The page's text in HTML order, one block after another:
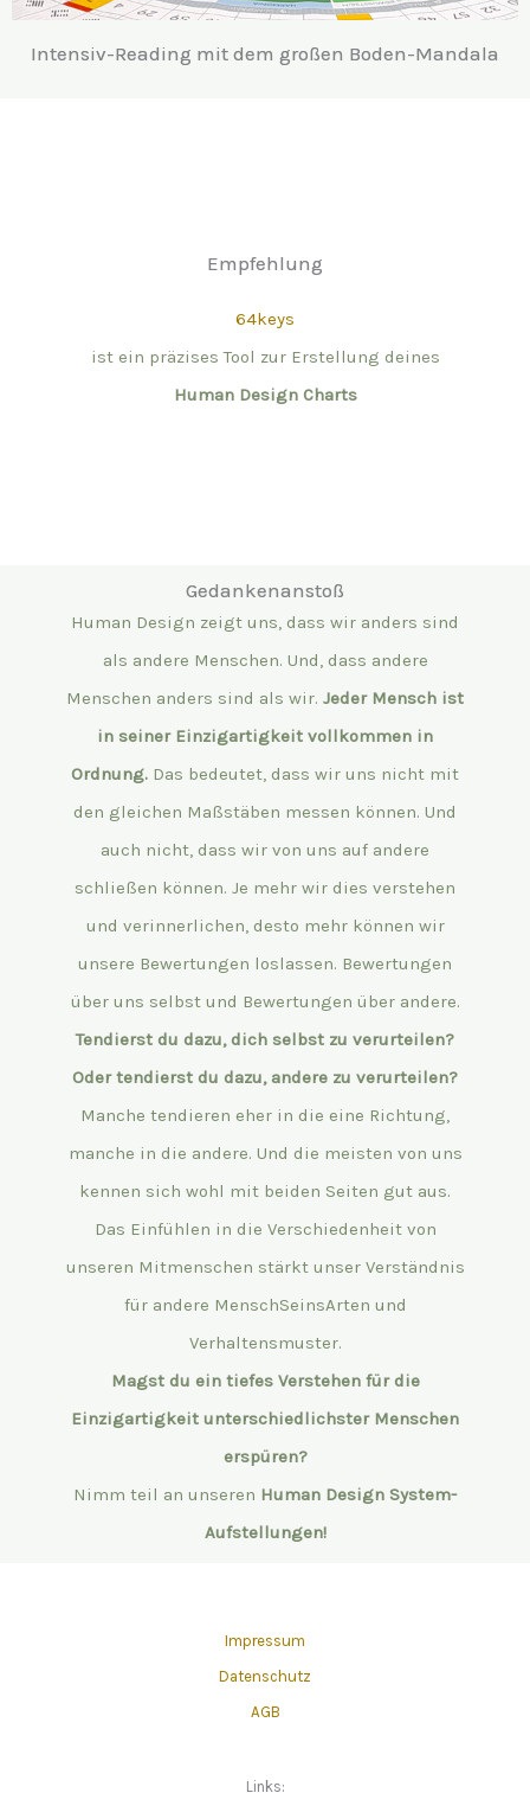
Intensiv-Reading mit dem großen Boden-Mandala
Empfehlung
64keys
ist ein präzises Tool zur Erstellung deines
Human Design Charts
Gedankenanstoß
Human Design zeigt uns, dass wir anders sind
als andere Menschen. Und, dass andere
Menschen anders sind als wir. Jeder Mensch ist
in seiner Einzigartigkeit vollkommen in
Ordnung. Das bedeutet, dass wir uns nicht mit
den gleichen Maßstäben messen können. Und
auch nicht, dass wir von uns auf andere
schließen können. Je mehr wir dies verstehen
und verinnerlichen, desto mehr können wir
unsere Bewertungen loslassen. Bewertungen
über uns selbst und Bewertungen über andere.
Tendierst du dazu, dich selbst zu verurteilen?
Oder tendierst du dazu, andere zu verurteilen?
Manche tendieren eher in die eine Richtung,
manche in die andere. Und die meisten von uns
kennen sich wohl mit beiden Seiten gut aus.
Das Einfühlen in die Verschiedenheit von
unseren Mitmenschen stärkt unser Verständnis
für andere MenschSeinsArten und
Verhaltensmuster.
Magst du ein tiefes Verstehen für die
Einzigartigkeit unterschiedlichster Menschen
erspüren?
Nimm teil an unseren Human Design System-
Aufstellungen!
Impressum
Datenschutz
AGB
Links: